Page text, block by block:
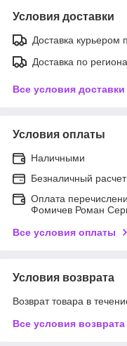
Условия доставки
Доставка курьером
Доставка по
Все условия доставки
Условия оплаты
Наличными
Безналичный расчет
Оплата
Фомичев Роман
Все условия оплаты
Условия возврата
Возврат товара в
Все условия возврата